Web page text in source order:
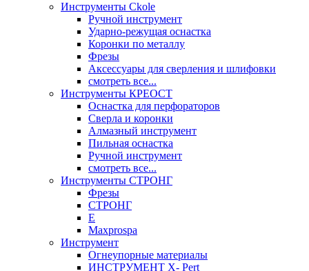
Инструменты Ckole
Ручной инструмент
Ударно‑режущая оснастка
Коронки по металлу
Фрезы
Аксессуары для сверления и шлифовки
смотреть все...
Инструменты КРЕОСТ
Оснастка для перфораторов
Сверла и коронки
Алмазный инструмент
Пильная оснастка
Ручной инструмент
смотреть все...
Инструменты СТРОНГ
Фрезы
СТРОНГ
Е
Maxprospa
Инструмент
Огнеупорные материалы
ИНСТРУМЕНТ X- Pert